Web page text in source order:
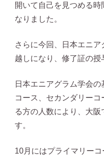
開いて自己を見つめる
なりました。
さらに今回、日本エニ
越しになり、修了証の授
日本エニアグラム学会
コース、セカンダリー
る方の人数により、大阪
す。
10月にはプライマリーコ